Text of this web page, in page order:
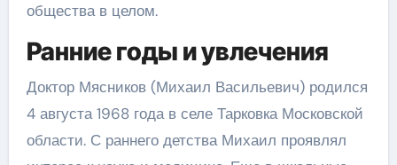
общества в целом.
Ранние годы и увлечения
Доктор Мясников (Михаил Васильевич) родился
4 августа 1968 года в селе Тарковка Московской
области. С раннего детства Михаил проявлял